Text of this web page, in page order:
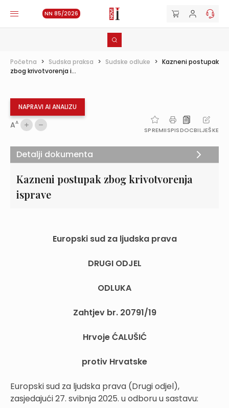
NN 85/2026
Početna > Sudska praksa > Sudske odluke > Kazneni postupak
zbog krivotvorenja i...
NAPRAVI AI ANALIZU
AA
SPREMIISPISDOCBILJEŠKE
Kazneni postupak zbog krivotvorenja
isprave
Europski sud za ljudska prava
DRUGI ODJEL
ODLUKA
Zahtjev br. 20791/19
Hrvoje ĆALUŠIĆ
protiv Hrvatske
Europski sud za ljudska prava (Drugi odjel),
zasjedajući 27. svibnja 2025. u odboru u sastavu:
Detalji dokumenta